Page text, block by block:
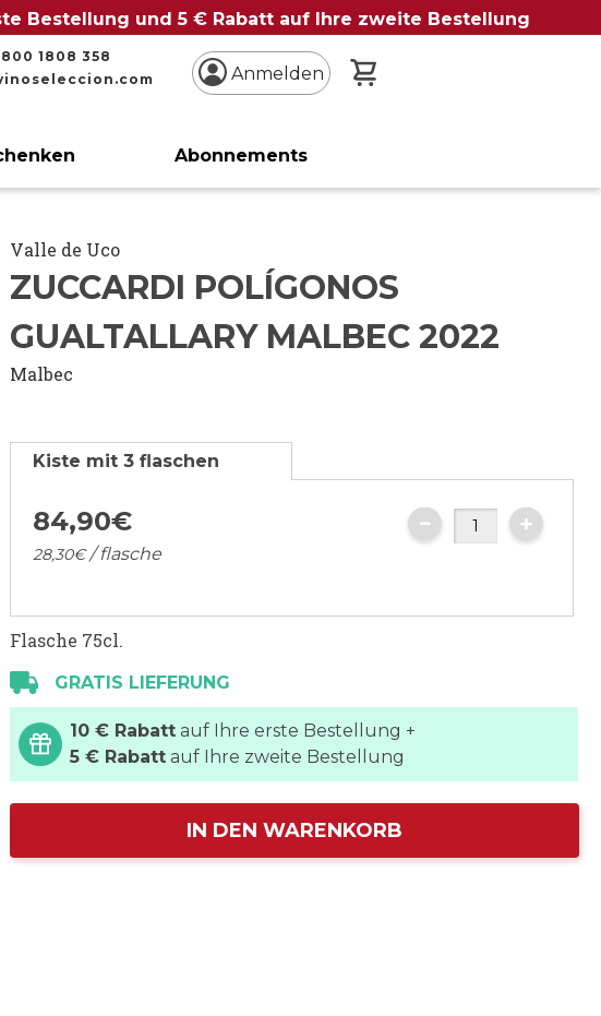
Bestellung und 5 € Rabatt auf Ihre zweite Bestellung
1808 358
Anmelden
Abonnements
Valle de Uco
ZUCCARDI POLÍGONOS
GUALTALLARY MALBEC 2022
Malbec
Kiste mit 3 flaschen
84,90€
28,30€/ flasche
Flasche 75cl.
GRATIS LIEFERUNG
10 € Rabatt auf Ihre erste Bestellung +
5 € Rabatt auf Ihre zweite Bestellung
IN DEN WARENKORB